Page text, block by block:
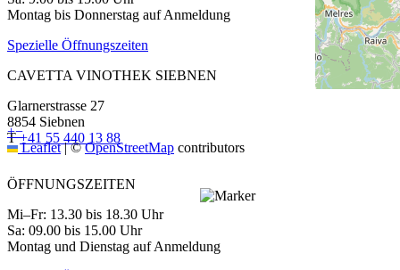
+−
Leaflet |©OpenStreetMap contributors
Montag bis Donnerstag auf Anmeldung
Spezielle Öffnungszeiten
CAVETTA VINOTHEK SIEBNEN
Glarnerstrasse 27
8854 Siebnen
T+41 55 440 13 88
ÖFFNUNGSZEITEN
Mi–Fr: 13.30 bis 18.30 Uhr
Sa: 09.00 bis 15.00 Uhr
Montag und Dienstag auf Anmeldung